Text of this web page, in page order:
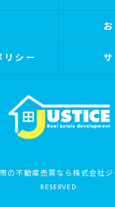
シー
の不動産売買なら株式会社ジ
RESERVED.